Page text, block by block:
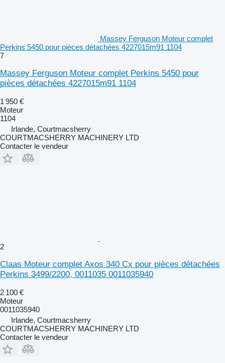
Massey Ferguson Moteur complet
Perkins 5450 pour pièces détachées 4227015m91 1104
7
Massey Ferguson Moteur complet Perkins 5450 pour
pièces détachées 4227015m91 1104
1 950 €
Moteur
1104
Irlande, Courtmacsherry
COURTMACSHERRY MACHINERY LTD
Contacter le vendeur
2
Claas Moteur complet Axos 340 Cx pour pièces détachées
Perkins 3499/2200, 0011035 0011035940
2 100 €
Moteur
0011035940
Irlande, Courtmacsherry
COURTMACSHERRY MACHINERY LTD
Contacter le vendeur